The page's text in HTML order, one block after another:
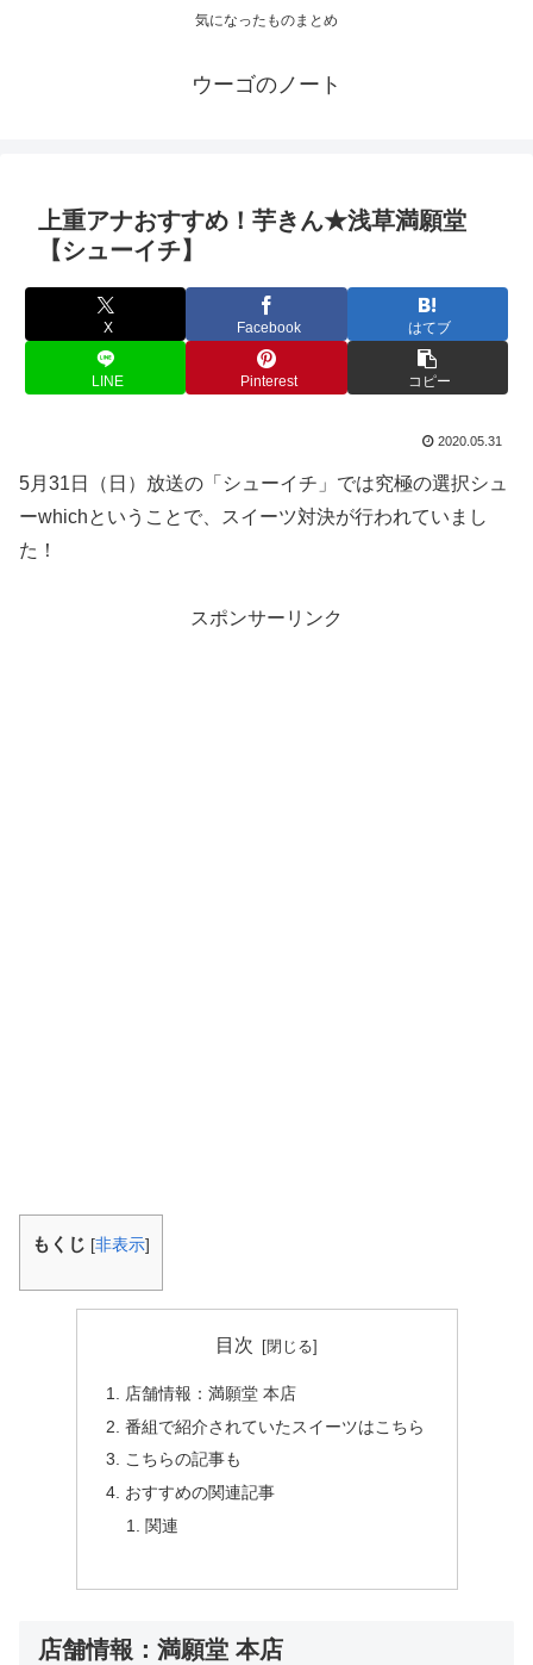
気になったものまとめ
ウーゴのノート
上重アナおすすめ！芋きん★浅草満願堂
【シューイチ】
X Facebook はてブ
LINE Pinterest コピー
2020.05.31
5月31日（日）放送の「シューイチ」では究極の選択シュ
ーwhichということで、スイーツ対決が行われていまし
た！
スポンサーリンク
もくじ [非表示]
目次
店舗情報：満願堂 本店
番組で紹介されていたスイーツはこちら
こちらの記事も
おすすめの関連記事
関連
店舗情報：満願堂 本店